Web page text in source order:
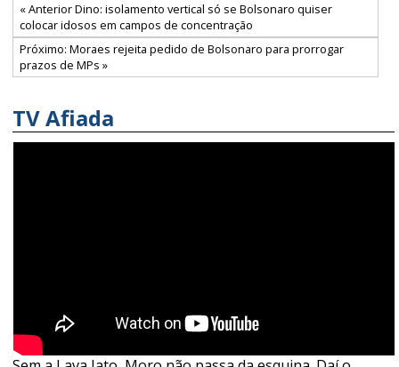
« Anterior Dino: isolamento vertical só se Bolsonaro quiser
colocar idosos em campos de concentração
Próximo: Moraes rejeita pedido de Bolsonaro para prorrogar
prazos de MPs »
TV Afiada